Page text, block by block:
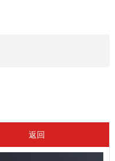
返回